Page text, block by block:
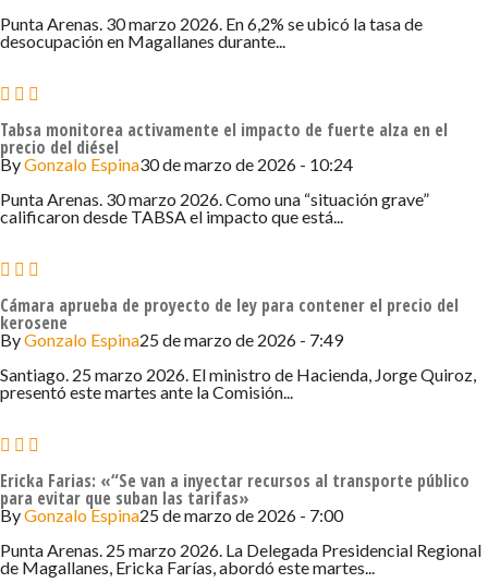
Punta Arenas. 30 marzo 2026. En 6,2% se ubicó la tasa de
desocupación en Magallanes durante...
Tabsa monitorea activamente el impacto de fuerte alza en el
precio del diésel
ByGonzalo Espina30 de marzo de 2026 - 10:24
Punta Arenas. 30 marzo 2026. Como una “situación grave”
calificaron desde TABSA el impacto que está...
Cámara aprueba de proyecto de ley para contener el precio del
kerosene
ByGonzalo Espina25 de marzo de 2026 - 7:49
Santiago. 25 marzo 2026. El ministro de Hacienda, Jorge Quiroz,
presentó este martes ante la Comisión...
Ericka Farias: «“Se van a inyectar recursos al transporte público
para evitar que suban las tarifas»
ByGonzalo Espina25 de marzo de 2026 - 7:00
Punta Arenas. 25 marzo 2026. La Delegada Presidencial Regional
de Magallanes, Ericka Farías, abordó este martes...